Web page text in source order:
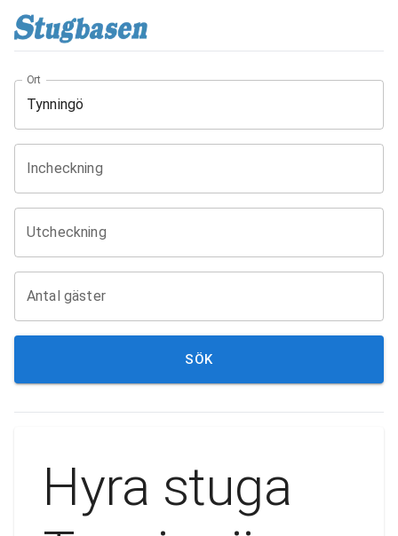
Ort
Incheckning
Utcheckning
Antal gäster
SÖK
Hyra stuga